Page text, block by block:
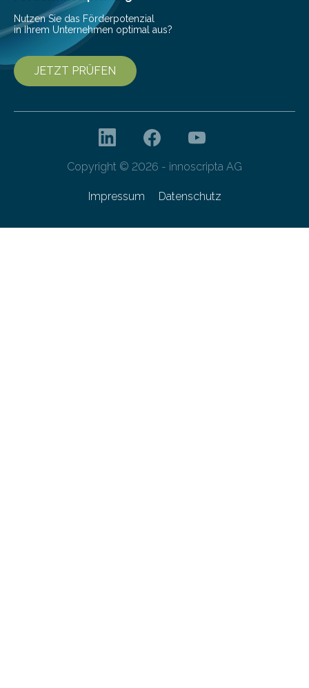
Nutzen Sie das Förderpotenzial
in Ihrem Unternehmen optimal aus?
JETZT PRÜFEN
Copyright © 2026 - innoscripta AG
Impressum Datenschutz